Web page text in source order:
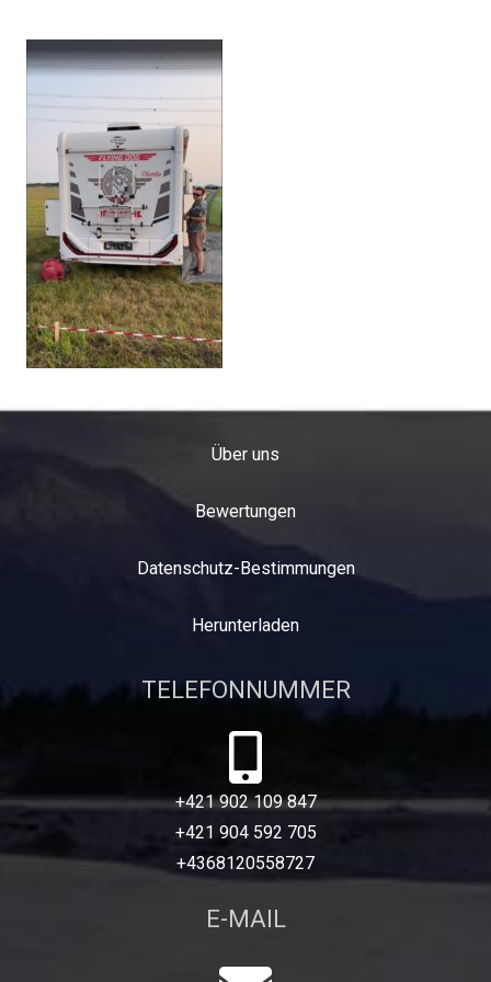
Über uns
Bewertungen
Datenschutz-Bestimmungen
Herunterladen
TELEFONNUMMER
+421 902 109 847
+421 904 592 705
+4368120558727
E-MAIL